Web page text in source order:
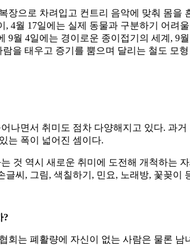
장으로 차려입고 컨트리 음악에 맞춰 몸
, 4월 17일에는 실제 동물과 구분하기 어
9월 4일에는 경이로운 종이접기의 세계, 9
람을 태우고 증기를 뿜으며 달리는 철도
나면서 취미도 점차 다양해지고 있다. 과
는 폭이 넓어진 셈이다.
것 역시 새로운 취미에 도전해 개척하는
글씨, 그림, 색칠하기, 민요, 노래방, 꽃꽂
?
회는 폐활량에 자신이 없는 사람은 물론